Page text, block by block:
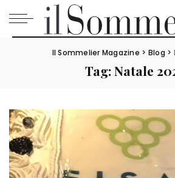
Il Sommelier Magazine > Blog >
Tag:Natale